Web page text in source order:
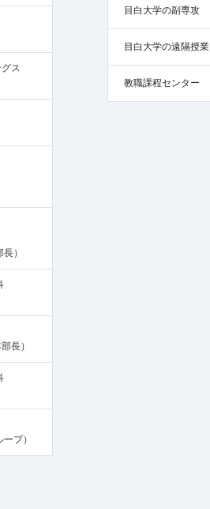
ス
）
長）
プ）
目白大学の副専攻
目白大学の遠隔授業
教職課程センター